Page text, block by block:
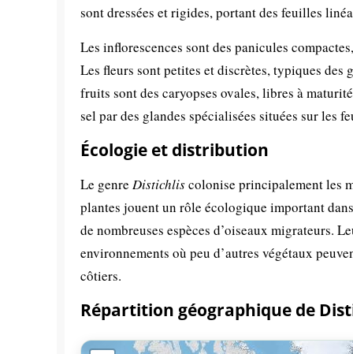
sont dressées et rigides, portant des feuilles
Les inflorescences sont des panicules
Les fleurs sont petites et discrètes, typiques des
fruits sont des caryopses ovales, libres à
sel par des glandes spécialisées situées sur les
Écologie et distribution
Le genre Distichliscolonise principalement les
plantes jouent un rôle écologique important
de nombreuses espèces d’oiseaux migrateurs.
environnements où peu d’autres végétaux
côtiers.
Répartition géographique de